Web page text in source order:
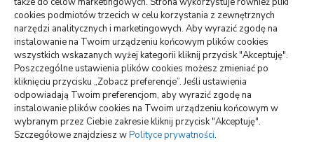
cookies podmiotów trzecich w celu korzystania z zewnętrznych
narzędzi analitycznych i marketingowych. Aby wyrazić zgodę na
instalowanie na Twoim urządzeniu końcowym plików cookies
wszystkich wskazanych wyżej kategorii kliknij przycisk "Akceptuję".
Poszczególne ustawienia plików cookies możesz zmieniać po
kliknięciu przycisku „Zobacz preferencje”. Jeśli ustawienia
odpowiadają Twoim preferencjom, aby wyrazić zgodę na
instalowanie plików cookies na Twoim urządzeniu końcowym w
wybranym przez Ciebie zakresie kliknij przycisk "Akceptuję".
Szczegółowe znajdziesz wPolityce prywatności.
Biznes, Finanse
Promocja firmy w sieci – jakie możliwości są
dostępne